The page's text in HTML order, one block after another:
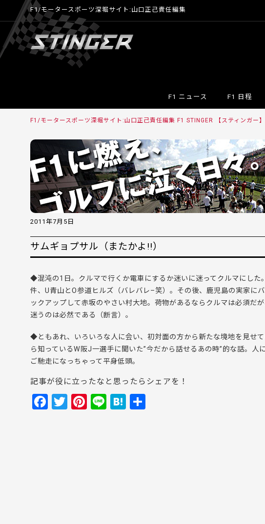
F1/モータースポーツ深堀サイト:山口正己責任編集
F1 ニュース F1 日程
F1/モータースポーツ深堀サイト:山口正己責任編集 F1 STINGER 【スティンガー】
2011年7月5日
サムギョプサル（またかよ!!）
◆混沌の1日。クルマで行くか電車にするか迷いに迷ってクルマにした
件、U青山とO参道ヒルズ（バレバレ–笑）。その後、鹿児島の実家に
ックアップして赤坂のやさい村大地。荷物があるならクルマは必須だ
迷うのは必然である（断言）。
◆ともあれ、いろいろな人に会い、初対面の方から新たな境地を見せ
ら知っているW阪J一選手に聞いた”今だから話せるあの時”的な話。
ご馳走になっちゃって平身低頭。
記事が役に立ったなと思ったらシェアを！
F
T
Pi Li H